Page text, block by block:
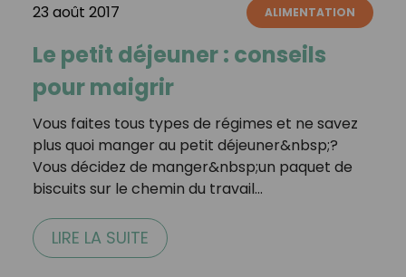
23 août 2017 ALIMENTATION
Le petit déjeuner : conseils
pour maigrir
Vous faites tous types de régimes et ne savez
plus quoi manger au petit déjeuner&nbsp;?
Vous décidez de manger&nbsp;un paquet de
biscuits sur le chemin du travail…
LIRE LA SUITE